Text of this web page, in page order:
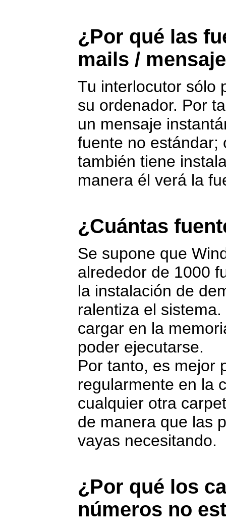
¿Por qué las
mails /
Tu interlocutor sólo
su ordenador. Por
un mensaje
fuente no estándar;
también tiene
manera él verá la
¿Cuántas
Se supone que
alrededor de 1000
la instalación de
ralentiza el
cargar en la
poder ejecutarse.
Por tanto, es mejor
regularmente en la
cualquier otra
de manera que las
vayas necesitando.
¿Por qué los
números no